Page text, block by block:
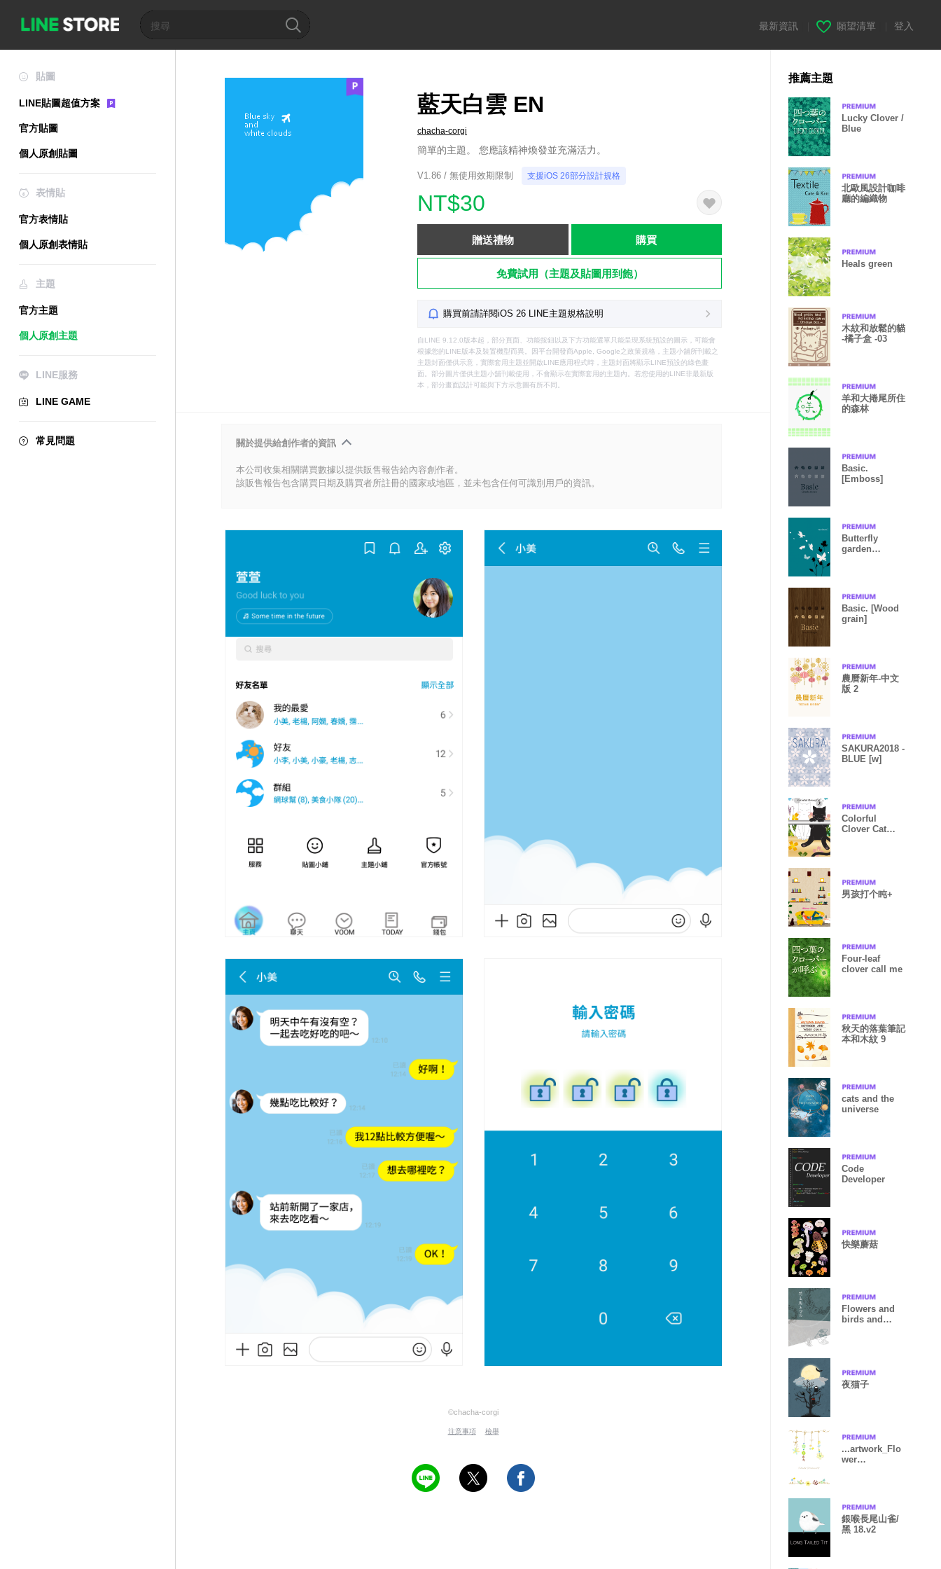
最新資訊 願望清單 登入
貼圖
LINE貼圖超值方案
官方貼圖
個人原創貼圖
表情貼
官方表情貼
個人原創表情貼
主題
官方主題
個人原創主題
LINE服務
LINE GAME
常見問題
藍天白雲 EN
chacha-corgi
簡單的主題。 您應該精神煥發並充滿活力。
V1.86 / 無使用效期限制 支援iOS 26部分設計規格
NT$30
贈送禮物 購買
免費試用（主題及貼圖用到飽）
購買前請詳閱iOS 26 LINE主題規格說明
自LINE 9.12.0版本起，部分頁面、功能按鈕以及下方功能選單只能呈現系統預設的圖示，可能會
根據您的LINE版本及裝置機型而異。因平台開發商Apple, Google之政策規格，主題小舖所刊載之
主題封面僅供示意，實際套用主題並開啟LINE應用程式時，主題封面將顯示LINE預設的綠色畫
面。部分圖片僅供主題小舖刊載使用，不會顯示在實際套用的主題內。若您使用的LINE非最新版
本，部分畫面設計可能與下方示意圖有所不同。
關於提供給創作者的資訊
本公司收集相關購買數據以提供販售報告給內容創作者。
該販售報告包含購買日期及購買者所註冊的國家或地區，並未包含任何可識別用戶的資訊。
©chacha-corgi
注意事項 檢舉
推薦主題
Lucky Clover /
Blue
北歐風設計咖啡
廳的編織物
Heals green
木紋和放鬆的貓
-橘子盒 -03
羊和大捲尾所住
的森林
Basic.
[Emboss]
Butterfly
garden
Basic. [Wood
grain]
農曆新年-中文
版 2
SAKURA2018 -
BLUE [w]
Colorful
Clover Cat
男孩打个盹+
Four-leaf
clover call me
秋天的落葉筆記
本和木紋 9
cats and the
universe
Code
Developer
快樂蘑菇
Flowers and
birds and
夜猫子
...artwork_Flo
wer
銀喉長尾山雀/
黑 18.v2